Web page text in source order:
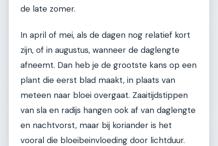
de late zomer.
In april of mei, als de dagen nog relatief kort
zijn, of in augustus, wanneer de daglengte
afneemt. Dan heb je de grootste kans op een
plant die eerst blad maakt, in plaats van
meteen naar bloei overgaat. Zaaitijdstippen
van sla en radijs hangen ook af van daglengte
en nachtvorst, maar bij koriander is het
vooral die bloeibeinvloeding door lichtduur.